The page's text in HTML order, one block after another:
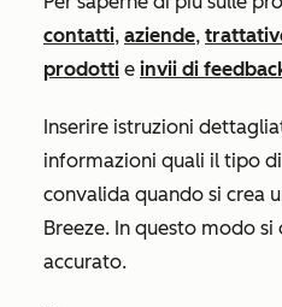
contatti, aziende,
prodotti e invii di
Inserire istruzioni
informazioni quali il tipo
convalida quando si crea
Breeze. In questo modo
accurato.